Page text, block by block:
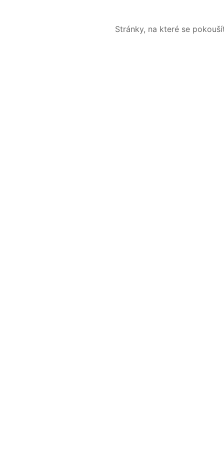
Stránky, na které se